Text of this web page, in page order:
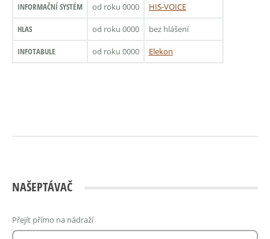
INFORMAČNÍ SYSTÉM od roku 0000 HIS-VOICE
HLAS od roku 0000 bez hlášení
INFOTABULE od roku 0000 Elekon
NAŠEPTÁVAČ
Přejít přímo na nádraží